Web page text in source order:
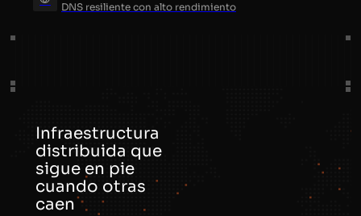
DNS resiliente con alto rendimiento
Infraestructura
distribuida que
sigue en pie
cuando otras
caen